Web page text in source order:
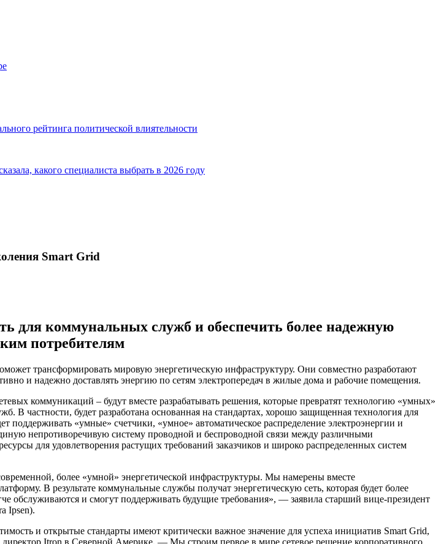
рейтинга политической влиятельности
какого специалиста выбрать в 2026 году
Smart Grid
для коммунальных служб и обеспечить более надежную
потребителям
трансформировать мировую энергетическую инфраструктуру. Они совместно разработают
и надежно доставлять энергию по сетям электропередач в жилые дома и рабочие помещения.
коммуникаций – будут вместе разрабатывать решения, которые превратят технологию «умных»
В частности, будет разработана основанная на стандартах, хорошо защищенная технология для
«умные» счетчики, «умное» автоматическое распределение электроэнергии и
непротиворечивую систему проводной и беспроводной связи между различными
для удовлетворения растущих требований заказчиков и широко распределенных систем
более «умной» энергетической инфраструктуры. Мы намерены вместе
В результате коммунальные службы получат энергетическую сеть, которая будет более
обслуживаются и смогут поддерживать будущие требования», — заявила старший вице-президент
Ipsen).
и открытые стандарты имеют критически важное значение для успеха инициатив Smart Grid,